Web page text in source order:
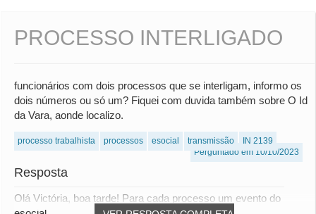
PROCESSO INTERLIGADO
funcionários com dois processos que se interligam, informo os
dois números ou só um? Fiquei com duvida também sobre O Id
da Vara, aonde localizo.
processo trabalhista processos esocial transmissão
IN 2139
Perguntado em 10/10/2023
Resposta
Olá Victória, boa tarde! Para cada processo um evento do